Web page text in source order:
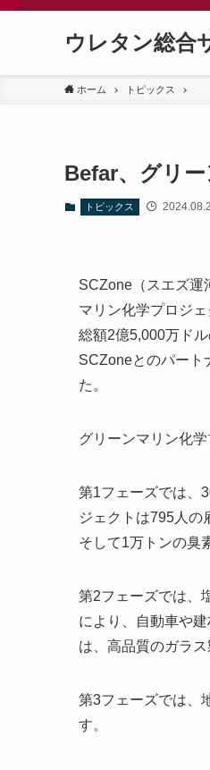
ウレタン総合
ホーム トピックス
Befar、グリ
トピックス
SCZone（スエズ運
マリン化学プロジ
総額2億5,000万ド
SCZoneとのパート
た。
グリーンマリン化
第1フェーズでは、
ジェクトは795人の
そして1万トンの臭
第2フェーズでは、
により、自動車や
は、高品質のガラ
第3フェーズでは、
す。